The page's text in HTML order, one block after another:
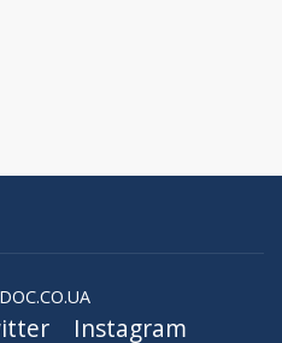
Instagram